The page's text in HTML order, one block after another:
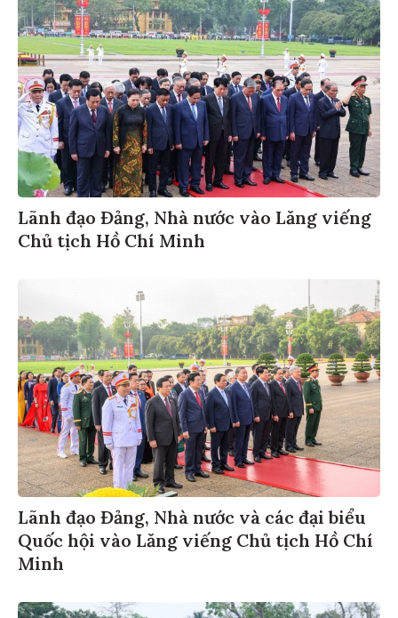
Lãnh đạo Đảng, Nhà nước vào Lăng viếng
Chủ tịch Hồ Chí Minh
Lãnh đạo Đảng, Nhà nước và các đại biểu
Quốc hội vào Lăng viếng Chủ tịch Hồ Chí
Minh